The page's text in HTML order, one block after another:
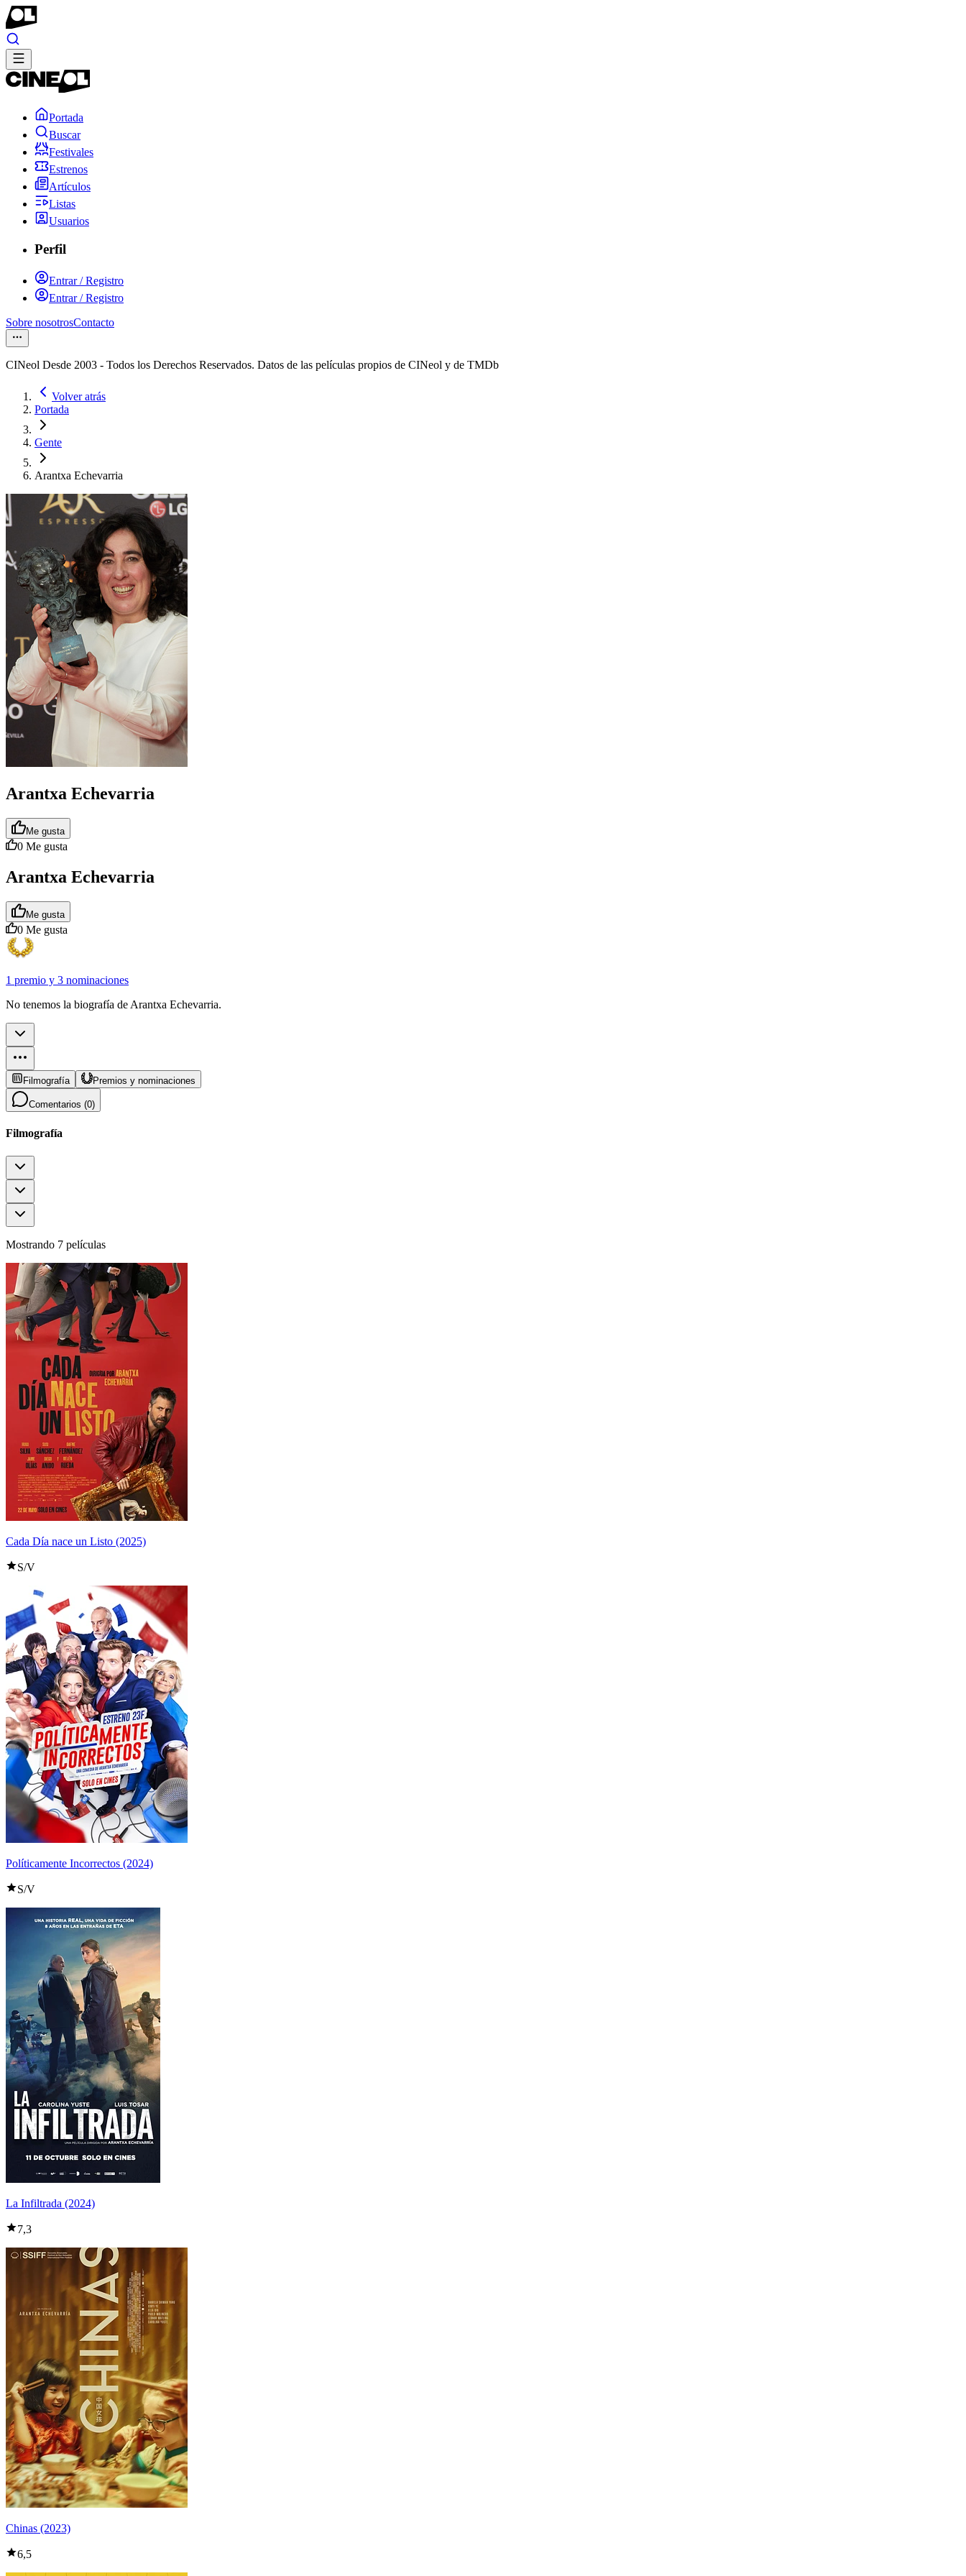
Portada
Buscar
Festivales
Estrenos
Artículos
Listas
Usuarios
Perfil
Entrar / Registro
Entrar / Registro
Sobre nosotrosContacto
CINeol Desde 2003 - Todos los Derechos Reservados. Datos de las películas propios de CINeol y de TMDb
Volver atrás
Portada
Gente
Arantxa Echevarria
Arantxa Echevarria
Me gusta
0 Me gusta
Arantxa Echevarria
Me gusta
0 Me gusta
1 premio y 3 nominaciones
No tenemos la biografía de Arantxa Echevarria.
Filmografía Premios y nominaciones
Comentarios (0)
Filmografía
Mostrando 7 películas
Cada Día nace un Listo (2025)
S/V
Políticamente Incorrectos (2024)
S/V
La Infiltrada (2024)
7,3
Chinas (2023)
6,5